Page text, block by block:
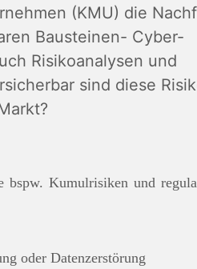
(KMU) die
Bausteinen- Cyber-
Risikoanalysen und
sind diese
Kumulrisiken und
oder Datenzerstörung